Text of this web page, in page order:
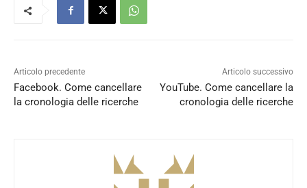
Articolo precedente
Facebook. Come cancellare
la cronologia delle ricerche
Articolo successivo
YouTube. Come cancellare la
cronologia delle ricerche